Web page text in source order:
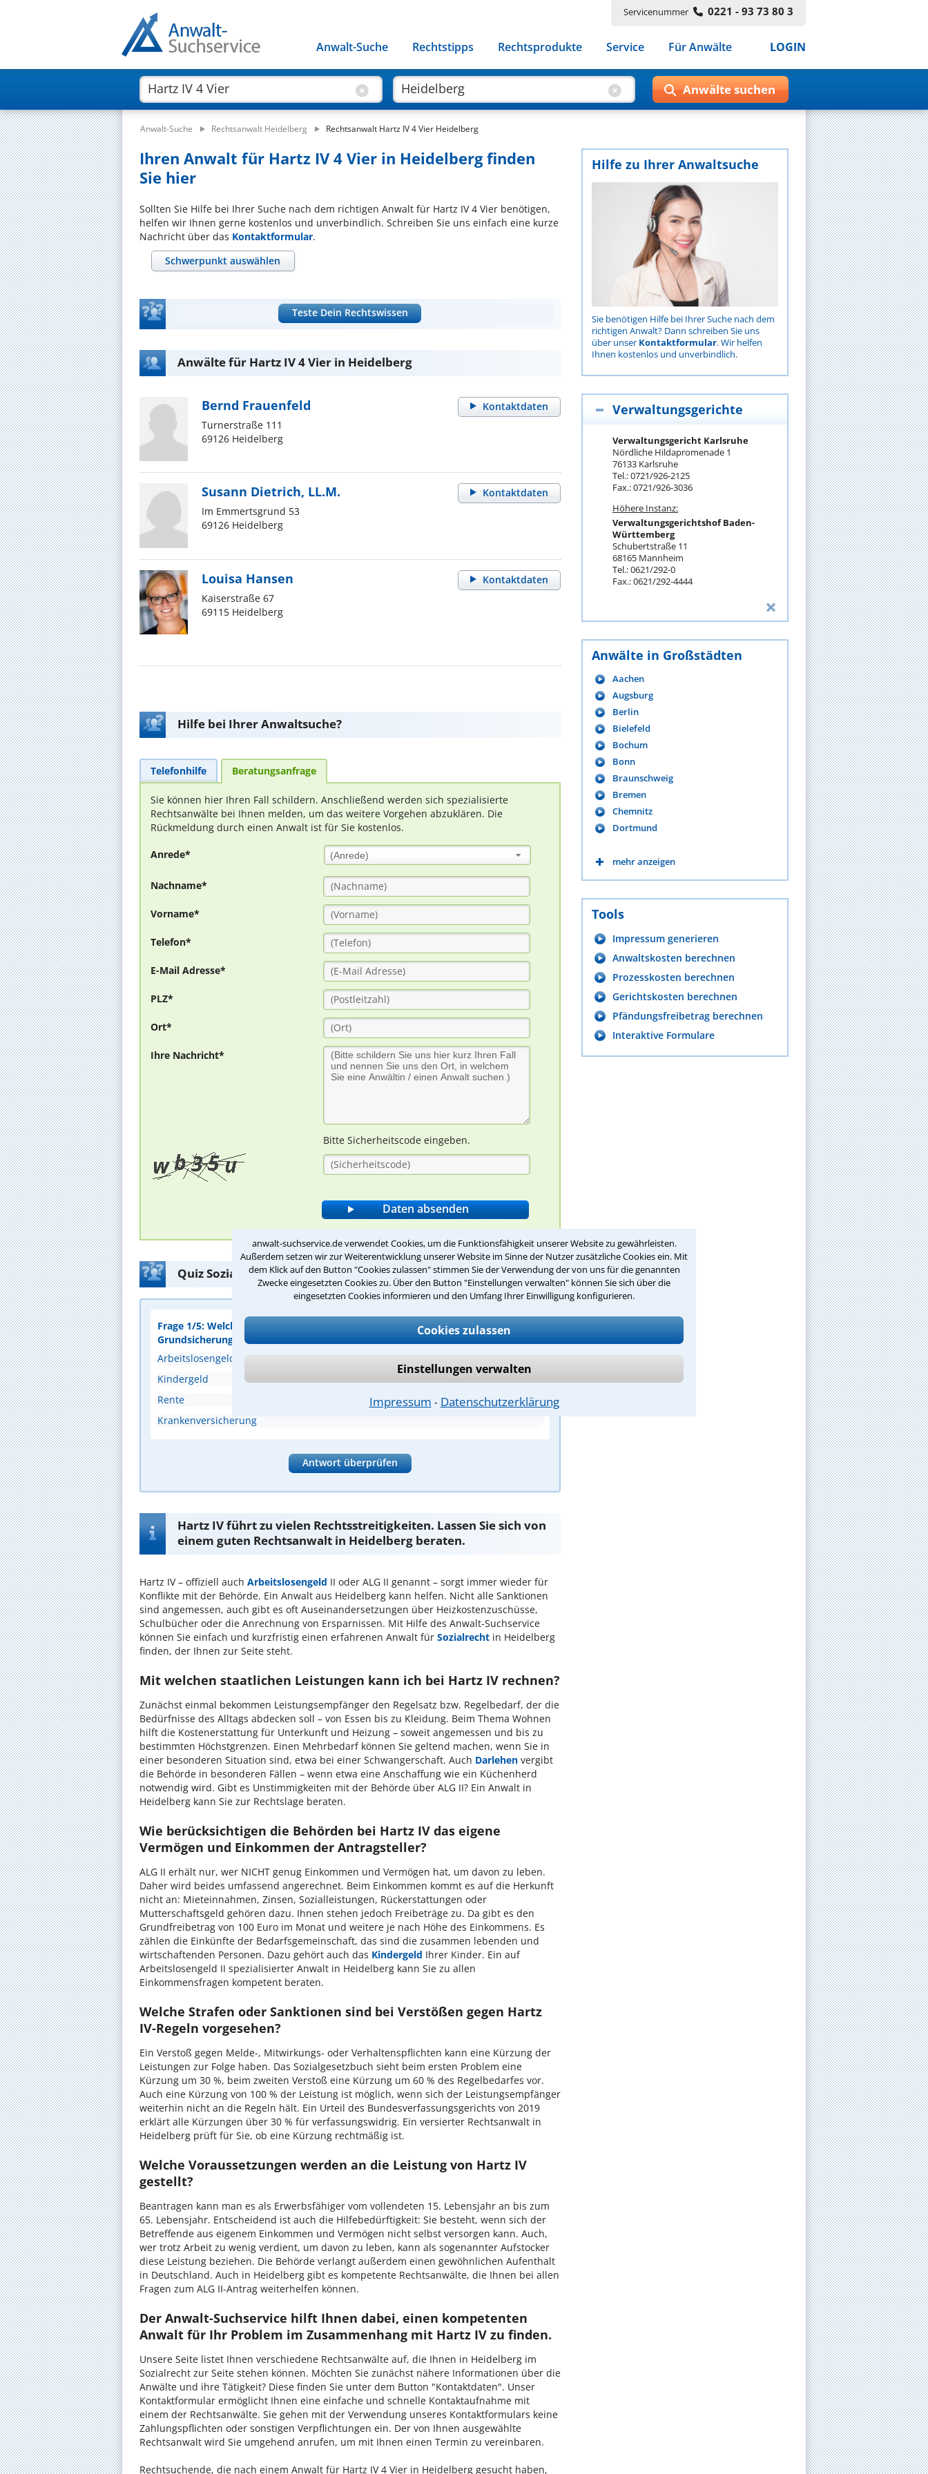
anwalt-suchservice.de verwendet Cookies, um die Funktionsfähigkeit unserer Website zu gewährleisten.
Außerdem setzen wir zur Weiterentwicklung unserer Website im Sinne der Nutzer zusätzliche Cookies ein. Mit
dem Klick auf den Button "Cookies zulassen" stimmen Sie der Verwendung der von uns für die genannten
Zwecke eingesetzten Cookies zu. Über den Button "Einstellungen verwalten" können Sie sich über die
eingesetzten Cookies informieren und den Umfang Ihrer Einwilligung konfigurieren.
Cookies zulassen
Einstellungen verwalten
Impressum ⁃ Datenschutzerklärung
Servicenummer 0221 - 93 73 80 3
Anwalt-Suche Rechtstipps Rechtsprodukte Service Für Anwälte LOGIN
Anwalt-Suche Rechtsanwalt Heidelberg Rechtsanwalt Hartz IV 4 Vier Heidelberg
Ihren Anwalt für Hartz IV 4 Vier in Heidelberg finden
Sie hier
Sollten Sie Hilfe bei Ihrer Suche nach dem richtigen Anwalt für Hartz IV 4 Vier benötigen,
helfen wir Ihnen gerne kostenlos und unverbindlich. Schreiben Sie uns einfach eine kurze
Nachricht über das Kontaktformular.
Schwerpunkt auswählen
Teste Dein Rechtswissen
Anwälte für Hartz IV 4 Vier in Heidelberg
Kontaktdaten
Bernd Frauenfeld
Turnerstraße 111
69126 Heidelberg
Kontaktdaten
Susann Dietrich, LL.M.
Im Emmertsgrund 53
69126 Heidelberg
Kontaktdaten
Louisa Hansen
Kaiserstraße 67
69115 Heidelberg
Hilfe bei Ihrer Anwaltsuche?
Telefonhilfe Beratungsanfrage
Sie können hier Ihren Fall schildern. Anschließend werden sich spezialisierte
Rechtsanwälte bei Ihnen melden, um das weitere Vorgehen abzuklären. Die
Rückmeldung durch einen Anwalt ist für Sie kostenlos.
Anrede* (Anrede)
Nachname*
Vorname*
Telefon*
E-Mail Adresse*
PLZ*
Ort*
Ihre Nachricht*
Bitte Sicherheitscode eingeben.
Quiz Sozialrecht: Teste Dein Rechtswissen
Frage 1/5: Welche Leistung gehört zum deutschen Sozialrecht und dient der
Grundsicherung im Alter oder bei Erwerbsminderung?
Arbeitslosengeld II
Kindergeld
Rente
Krankenversicherung
Antwort überprüfen
Hartz IV führt zu vielen Rechtsstreitigkeiten. Lassen Sie sich von
einem guten Rechtsanwalt in Heidelberg beraten.
Hartz IV – offiziell auch Arbeitslosengeld II oder ALG II genannt – sorgt immer wieder für
Konflikte mit der Behörde. Ein Anwalt aus Heidelberg kann helfen. Nicht alle Sanktionen
sind angemessen, auch gibt es oft Auseinandersetzungen über Heizkostenzuschüsse,
Schulbücher oder die Anrechnung von Ersparnissen. Mit Hilfe des Anwalt-Suchservice
können Sie einfach und kurzfristig einen erfahrenen Anwalt für Sozialrecht in Heidelberg
finden, der Ihnen zur Seite steht.
Mit welchen staatlichen Leistungen kann ich bei Hartz IV rechnen?
Zunächst einmal bekommen Leistungsempfänger den Regelsatz bzw. Regelbedarf, der die
Bedürfnisse des Alltags abdecken soll – von Essen bis zu Kleidung. Beim Thema Wohnen
hilft die Kostenerstattung für Unterkunft und Heizung – soweit angemessen und bis zu
bestimmten Höchstgrenzen. Einen Mehrbedarf können Sie geltend machen, wenn Sie in
einer besonderen Situation sind, etwa bei einer Schwangerschaft. Auch Darlehen vergibt
die Behörde in besonderen Fällen – wenn etwa eine Anschaffung wie ein Küchenherd
notwendig wird. Gibt es Unstimmigkeiten mit der Behörde über ALG II? Ein Anwalt in
Heidelberg kann Sie zur Rechtslage beraten.
Wie berücksichtigen die Behörden bei Hartz IV das eigene
Vermögen und Einkommen der Antragsteller?
ALG II erhält nur, wer NICHT genug Einkommen und Vermögen hat, um davon zu leben.
Daher wird beides umfassend angerechnet. Beim Einkommen kommt es auf die Herkunft
nicht an: Mieteinnahmen, Zinsen, Sozialleistungen, Rückerstattungen oder
Mutterschaftsgeld gehören dazu. Ihnen stehen jedoch Freibeträge zu. Da gibt es den
Grundfreibetrag von 100 Euro im Monat und weitere je nach Höhe des Einkommens. Es
zählen die Einkünfte der Bedarfsgemeinschaft, das sind die zusammen lebenden und
wirtschaftenden Personen. Dazu gehört auch das Kindergeld Ihrer Kinder. Ein auf
Arbeitslosengeld II spezialisierter Anwalt in Heidelberg kann Sie zu allen
Einkommensfragen kompetent beraten.
Welche Strafen oder Sanktionen sind bei Verstößen gegen Hartz
IV-Regeln vorgesehen?
Ein Verstoß gegen Melde-, Mitwirkungs- oder Verhaltenspflichten kann eine Kürzung der
Leistungen zur Folge haben. Das Sozialgesetzbuch sieht beim ersten Problem eine
Kürzung um 30 %, beim zweiten Verstoß eine Kürzung um 60 % des Regelbedarfes vor.
Auch eine Kürzung von 100 % der Leistung ist möglich, wenn sich der Leistungsempfänger
weiterhin nicht an die Regeln hält. Ein Urteil des Bundesverfassungsgerichts von 2019
erklärt alle Kürzungen über 30 % für verfassungswidrig. Ein versierter Rechtsanwalt in
Heidelberg prüft für Sie, ob eine Kürzung rechtmäßig ist.
Welche Voraussetzungen werden an die Leistung von Hartz IV
gestellt?
Beantragen kann man es als Erwerbsfähiger vom vollendeten 15. Lebensjahr an bis zum
65. Lebensjahr. Entscheidend ist auch die Hilfebedürftigkeit: Sie besteht, wenn sich der
Betreffende aus eigenem Einkommen und Vermögen nicht selbst versorgen kann. Auch,
wer trotz Arbeit zu wenig verdient, um davon zu leben, kann als sogenannter Aufstocker
diese Leistung beziehen. Die Behörde verlangt außerdem einen gewöhnlichen Aufenthalt
in Deutschland. Auch in Heidelberg gibt es kompetente Rechtsanwälte, die Ihnen bei allen
Fragen zum ALG II-Antrag weiterhelfen können.
Der Anwalt-Suchservice hilft Ihnen dabei, einen kompetenten
Anwalt für Ihr Problem im Zusammenhang mit Hartz IV zu finden.
Unsere Seite listet Ihnen verschiedene Rechtsanwälte auf, die Ihnen in Heidelberg im
Sozialrecht zur Seite stehen können. Möchten Sie zunächst nähere Informationen über die
Anwälte und ihre Tätigkeit? Diese finden Sie unter dem Button "Kontaktdaten". Unser
Kontaktformular ermöglicht Ihnen eine einfache und schnelle Kontaktaufnahme mit
einem der Rechtsanwälte. Sie gehen mit der Verwendung unseres Kontaktformulars keine
Zahlungspflichten oder sonstigen Verpflichtungen ein. Der von Ihnen ausgewählte
Rechtsanwalt wird Sie umgehend anrufen, um mit Ihnen einen Termin zu vereinbaren.
Rechtsuchende, die nach einem Anwalt für Hartz IV 4 Vier in Heidelberg gesucht haben,
Hilfe zu Ihrer Anwaltsuche
Sie benötigen Hilfe bei Ihrer Suche nach dem
richtigen Anwalt? Dann schreiben Sie uns
über unser Kontaktformular. Wir helfen
Ihnen kostenlos und unverbindlich.
Verwaltungsgerichte
Verwaltungsgericht Karlsruhe
Nördliche Hildapromenade 1
76133 Karlsruhe
Tel.: 0721/926-2125
Fax.: 0721/926-3036
Höhere Instanz:
Verwaltungsgerichtshof Baden-
Württemberg
Schubertstraße 11
68165 Mannheim
Tel.: 0621/292-0
Fax.: 0621/292-4444
Anwälte in Großstädten
Aachen
Augsburg
Berlin
Bielefeld
Bochum
Bonn
Braunschweig
Bremen
Chemnitz
Dortmund
mehr anzeigen
Tools
Impressum generieren
Anwaltskosten berechnen
Prozesskosten berechnen
Gerichtskosten berechnen
Pfändungsfreibetrag berechnen
Interaktive Formulare